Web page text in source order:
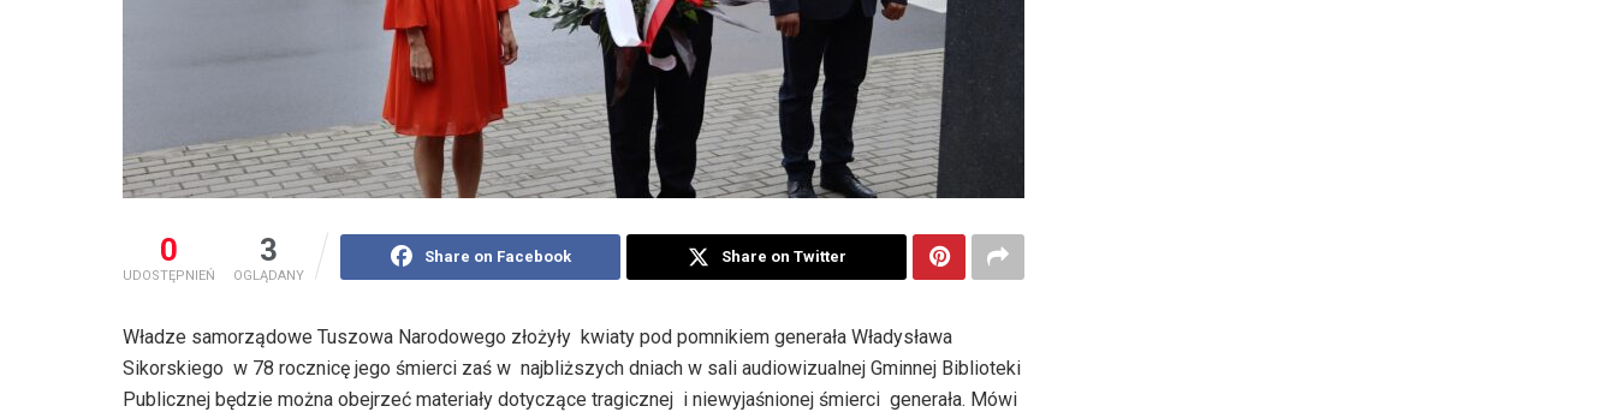
0
UDOSTĘPNIEŃ
3
OGLĄDANY
Share on Facebook Share on Twitter
Władze samorządowe Tuszowa Narodowego złożyły kwiaty pod pomnikiem generała Władysława
Sikorskiego w 78 rocznicę jego śmierci zaś w najbliższych dniach w sali audiowizualnej Gminnej Biblioteki
Publicznej będzie można obejrzeć materiały dotyczące tragicznej i niewyjaśnionej śmierci generała. Mówi